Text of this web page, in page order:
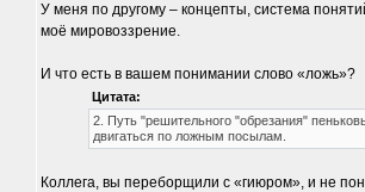
У меня по другому – концепты, система
моё мировоззрение.
И что есть в вашем понимании слово «ложь»?
Цитата:
2. Путь "решительного "обрезания"
двигаться по ложным посылам.
Коллега, вы переборщили с «гиюром», и не